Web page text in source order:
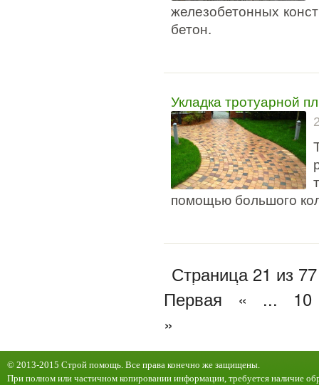
железобетонных
бетон.
Укладка тротуарной
помощью большого
Страница 21 из 77
Первая
« ...
10
»
© 2013-2015 Строй помощь. Все права конечно же защищены.
При полном или частичном копировании информации, требуется наличие